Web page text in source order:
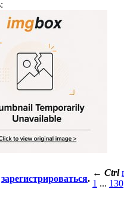
зарегистрироваться.
← Ctrl
1 ... 130